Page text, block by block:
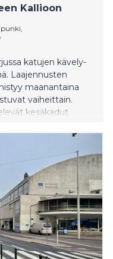
Kallioon
katujen kävely-
Laajennusten
maanantaina
vaiheittain.
kesäkadut